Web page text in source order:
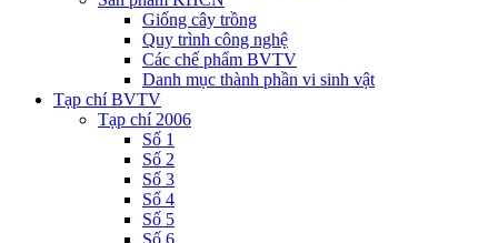
Giống cây trồng
Quy trình công nghệ
Các chế phẩm BVTV
Danh mục thành phần vi sinh vật
Tạp chí BVTV
Tạp chí 2006
Số 1
Số 2
Số 3
Số 4
Số 5